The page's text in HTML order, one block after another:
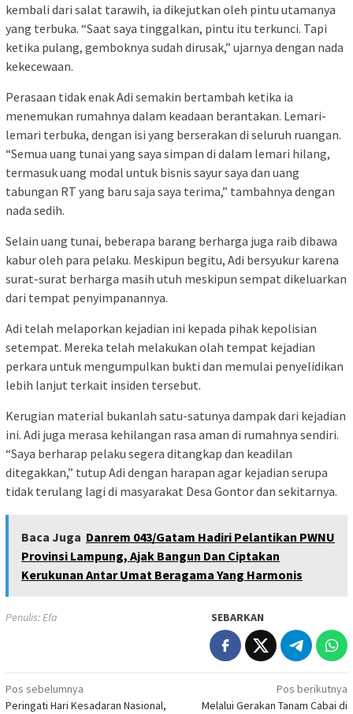
kembali dari salat tarawih, ia dikejutkan oleh pintu utamanya
yang terbuka. “Saat saya tinggalkan, pintu itu terkunci. Tapi
ketika pulang, gemboknya sudah dirusak,” ujarnya dengan nada
kekecewaan.
Perasaan tidak enak Adi semakin bertambah ketika ia
menemukan rumahnya dalam keadaan berantakan. Lemari-
lemari terbuka, dengan isi yang berserakan di seluruh ruangan.
“Semua uang tunai yang saya simpan di dalam lemari hilang,
termasuk uang modal untuk bisnis sayur saya dan uang
tabungan RT yang baru saja saya terima,” tambahnya dengan
nada sedih.
Selain uang tunai, beberapa barang berharga juga raib dibawa
kabur oleh para pelaku. Meskipun begitu, Adi bersyukur karena
surat-surat berharga masih utuh meskipun sempat dikeluarkan
dari tempat penyimpanannya.
Adi telah melaporkan kejadian ini kepada pihak kepolisian
setempat. Mereka telah melakukan olah tempat kejadian
perkara untuk mengumpulkan bukti dan memulai penyelidikan
lebih lanjut terkait insiden tersebut.
Kerugian material bukanlah satu-satunya dampak dari kejadian
ini. Adi juga merasa kehilangan rasa aman di rumahnya sendiri.
“Saya berharap pelaku segera ditangkap dan keadilan
ditegakkan,” tutup Adi dengan harapan agar kejadian serupa
tidak terulang lagi di masyarakat Desa Gontor dan sekitarnya.
Baca Juga Danrem 043/Gatam Hadiri Pelantikan PWNU
Provinsi Lampung, Ajak Bangun Dan Ciptakan
Kerukunan Antar Umat Beragama Yang Harmonis
Penulis: Efa SEBARKAN
Navigasi
Pos sebelumnya
Peringati Hari Kesadaran Nasional,
Pos berikutnya
Melalui Gerakan Tanam Cabai di